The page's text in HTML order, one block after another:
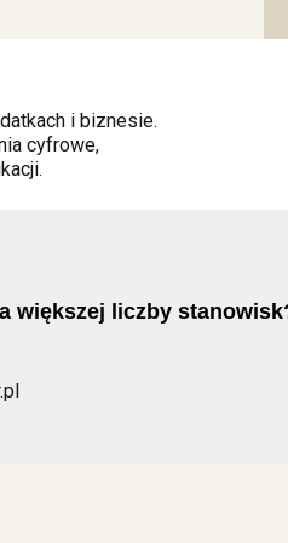
i biznesie.
cyfrowe,
większej liczby